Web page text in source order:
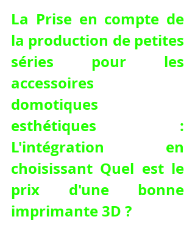
La Prise en compte de
la production de petites
séries pour les
accessoires
domotiques
esthétiques :
L'intégration en
choisissant Quel est le
prix d'une bonne
imprimante 3D ?